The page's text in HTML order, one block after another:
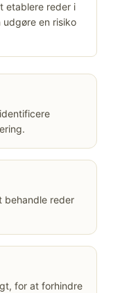
etablere reder i
en risiko
behandle reder
for at forhindre